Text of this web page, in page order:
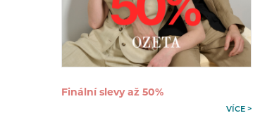
Finální slevy až 50%
VÍCE >